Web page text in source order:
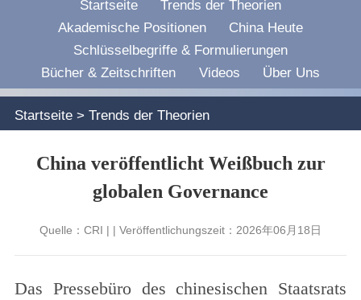
Startseite
Trends der Theorien
Akademische Positionen
China Heute
Schlüsselbegriffe & Formulierungen
Bücher & Zeitschriften
Videos Über Uns
Startseite> Trends der Theorien
China veröffentlicht Weißbuch zur
globalen Governance
Quelle：CRI | | Veröffentlichungszeit：2026年06月18日
Das Pressebüro des chinesischen Staatsrats